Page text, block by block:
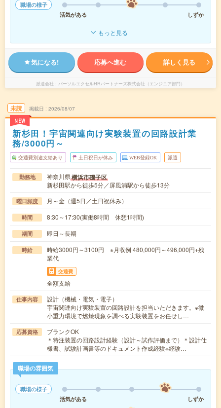
職場の様子
活気がある
しずか
もっと見る
気になる! 応募へ進む 詳しく見る
派遣会社 パーソルエクセルHRパートナーズ株式会社（エンジニア部門）
未読
NEW
掲載日 2026/08/07
新杉田！宇宙関連向け実験装置の回路設計業
務/3000円～
交通費別途支給あり 土日祝日が休み WEB登録OK 派遣
勤務地 神奈川県横浜市磯子区
新杉田駅から徒歩5分／屏風浦駅から徒歩13分
曜日頻度 月～金（週5日／土日祝休み）
時間 8:30～17:30(実働8時間 休憩1時間)
期間 即日～長期
時給
時給3000円～3100円 ※月収例 480,000円～496,000円+残
業代
交通費
全額支給
仕事内容
設計（機械・電気・電子）
宇宙関連向け実験装置の回路設計を担当いただきます。※微
小重力環境で燃焼現象を調べる実験装置をお任せし…
応募資格
ブランクOK
＊特注装置の回路設計経験（設計～試作評価まで）＊設計仕
様書、試験計画書等のドキュメント作成経験※経験…
職場の雰囲気
職場の様子
活気がある
しずか